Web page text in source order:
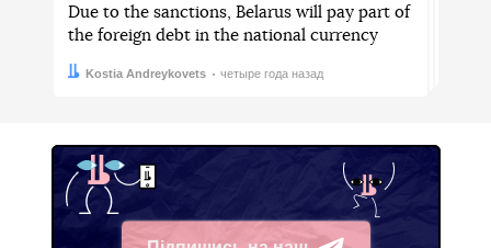
Due to the sanctions, Belarus will pay part of
the foreign debt in the national currency
Автор:
Kostia Andreykovets
Дата: четыре года назад